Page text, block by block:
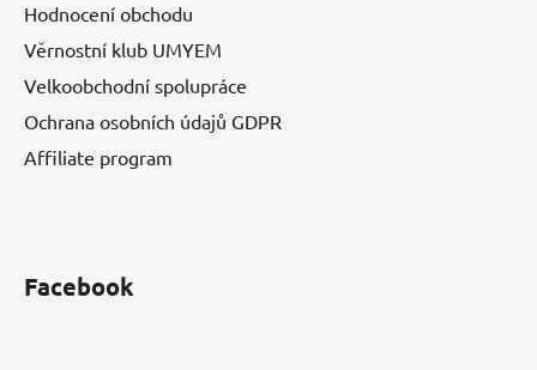
Hodnocení obchodu
Věrnostní klub UMYEM
Velkoobchodní spolupráce
Ochrana osobních údajů GDPR
Affiliate program
Facebook